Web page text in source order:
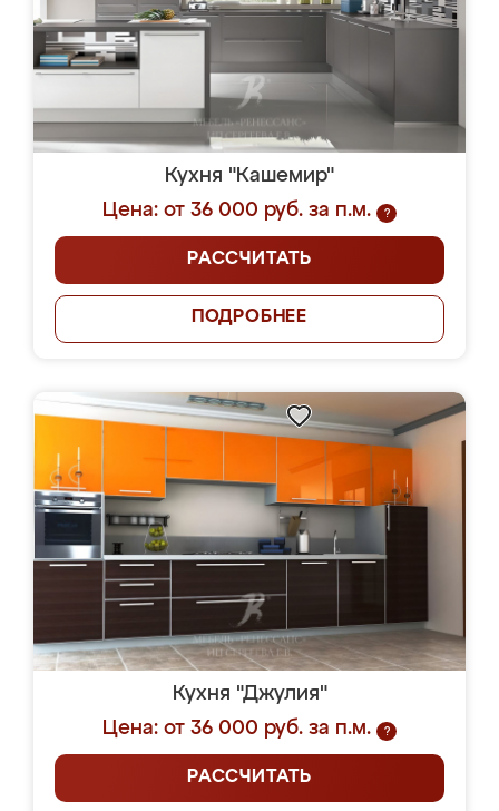
Кухня "Кашемир"
Цена: от 36 000 руб. за п.м.
?
РАССЧИТАТЬ
ПОДРОБНЕЕ
Кухня "Джулия"
Цена: от 36 000 руб. за п.м.
?
РАССЧИТАТЬ